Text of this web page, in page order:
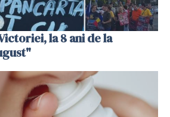
la 8 ani de la